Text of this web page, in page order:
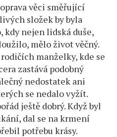
věci směřující
složek by byla
kdy nejen lidská duše,
mělo život věčný.
manželky, kde se
zastává podobný
nedostatek ani
se nedalo vyžít.
ještě dobrý. Když byl
dal se na krmení
potřebu krásy.